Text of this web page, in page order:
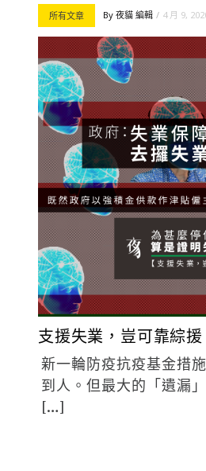
所有文章 By 夜貓 編輯 4 月 9,
支援失業，豈可靠綜
新一輪防疫抗疫基金措
到人。但最大的「遺漏
[…]